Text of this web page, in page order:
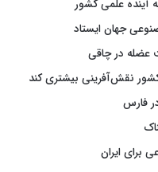
آینده علمی کشور
جهان ایستاد
عضله در چاقی
نقش‌آفرینی بیشتری کند
فارس